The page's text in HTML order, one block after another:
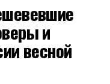
и
весной